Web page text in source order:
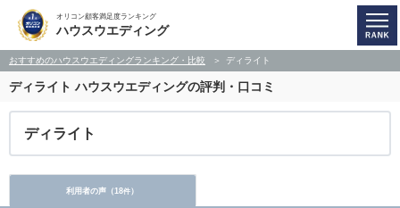
オリコン顧客満足度ランキング
ハウスウエディング
おすすめのハウスウエディングランキング・比較 ディライト
ディライト ハウスウエディングの評判・口コミ
ディライト
利用者の声（18件）